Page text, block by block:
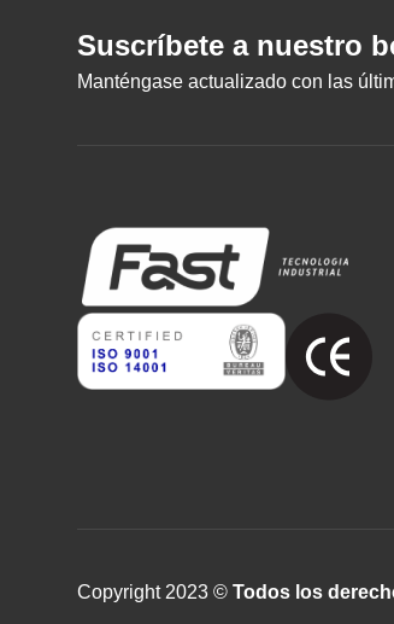
Suscríbete a nuestro
Manténgase actualizado con las
Copyright 2023 © Todos los